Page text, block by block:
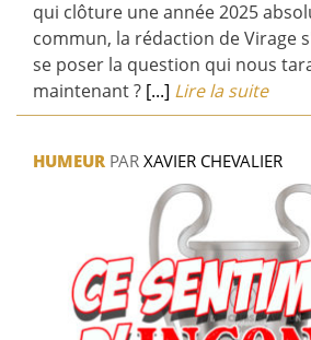
qui clôture une année 2025
commun, la rédaction de Virage
se poser la question qui nous
maintenant ? [...] Lire la suite
HUMEUR PAR XAVIER CHEVALIER